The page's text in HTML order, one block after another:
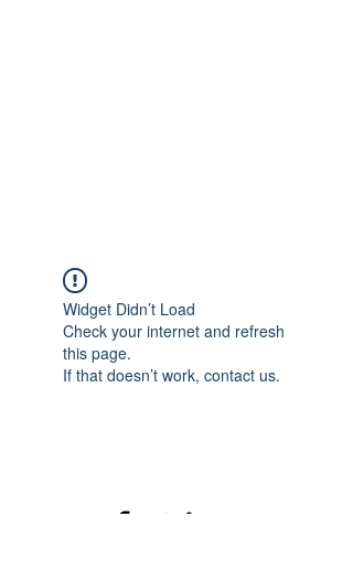
Widget Didn’t Load
Check your internet and refresh
this page.
If that doesn’t work, contact us.